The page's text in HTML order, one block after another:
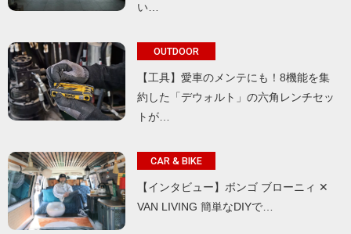
い…
OUTDOOR
【工具】愛車のメンテにも！8機能を集
約した「デウォルト」の六角レンチセッ
トが…
CAR & BIKE
【インタビュー】ボンゴ ブローニィ ✕
VAN LIVING 簡単なDIYで…